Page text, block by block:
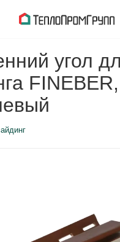
угол
FINEBER,